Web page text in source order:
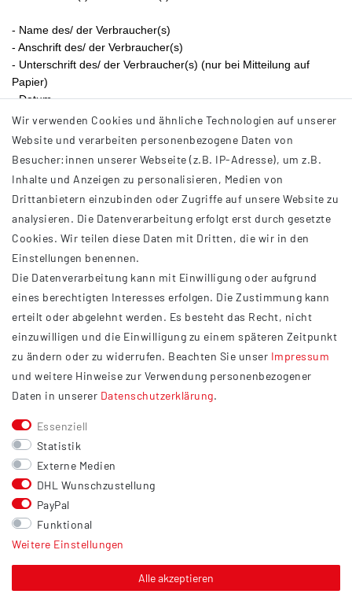
- Name des/ der Verbraucher(s)
- Anschrift des/ der Verbraucher(s)
- Unterschrift des/ der Verbraucher(s) (nur bei Mitteilung auf
Papier)
- Datum
(*) Unzutreffendes streichen.
INFORMATIONEN
AGB
Impressum
Datenschutzerklärung
Widerrufsrecht
Barrierefreiheit
Service
Kontakt
Versand
Zahlung
Vertrag widerrufen
Sonstiges
Hinweis zur Entsorgung von Altbatterien & Altöl
Wir verwenden Cookies und ähnliche Technologien auf unserer
Website und verarbeiten personenbezogene Daten von
Besucher:innen unserer Webseite (z.B. IP-Adresse), um z.B.
Inhalte und Anzeigen zu personalisieren, Medien von
Drittanbietern einzubinden oder Zugriffe auf unsere Website zu
analysieren. Die Datenverarbeitung erfolgt erst durch gesetzte
Cookies. Wir teilen diese Daten mit Dritten, die wir in den
Einstellungen benennen.
Die Datenverarbeitung kann mit Einwilligung oder aufgrund
eines berechtigten Interesses erfolgen. Die Zustimmung kann
erteilt oder abgelehnt werden. Es besteht das Recht, nicht
einzuwilligen und die Einwilligung zu einem späteren Zeitpunkt
zu ändern oder zu widerrufen. Beachten Sie unser Impressum
und weitere Hinweise zur Verwendung personenbezogener
Daten in unserer Daten­schutz­erklärung.
Essenziell
Statistik
Externe Medien
DHL Wunschzustellung
PayPal
Funktional
Weitere Einstellungen
Alle akzeptieren